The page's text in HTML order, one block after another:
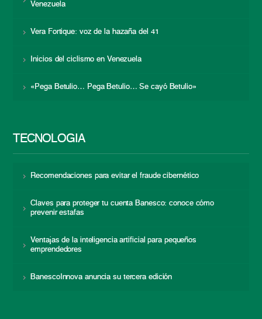
Venezuela
Vera Fortique: voz de la hazaña del 41
Inicios del ciclismo en Venezuela
«Pega Betulio… Pega Betulio… Se cayó Betulio»
TECNOLOGÍA
Recomendaciones para evitar el fraude cibernético
Claves para proteger tu cuenta Banesco: conoce cómo
prevenir estafas
Ventajas de la inteligencia artificial para pequeños
emprendedores
BanescoInnova anuncia su tercera edición